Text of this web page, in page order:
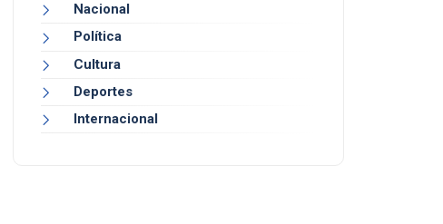
Nacional
Política
Cultura
Deportes
Internacional